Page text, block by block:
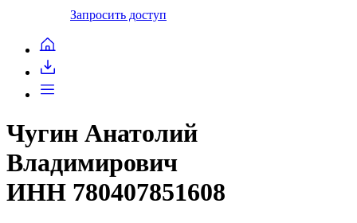
Запросить доступ
Чугин Анатолий
Владимирович
ИНН 780407851608